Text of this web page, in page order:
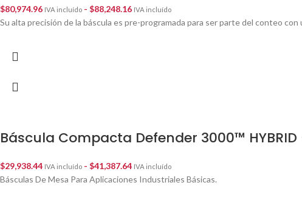
$80,974.96 IVA incluído - $88,248.16 IVA incluído
Su alta precisión de la báscula es pre-programada para ser parte del conteo
Báscula Compacta Defender 3000™
$29,938.44 IVA incluído - $41,387.64 IVA incluído
Básculas De Mesa Para Aplicaciones Industriales Básicas.